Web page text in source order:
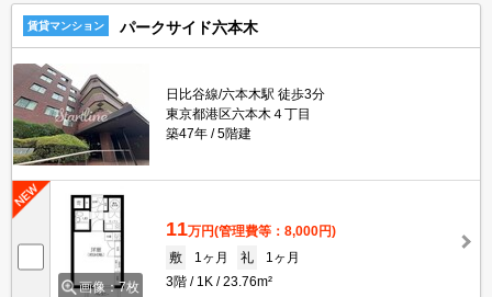
賃貸マンション パークサイド六本木
日比谷線/六本木駅 徒歩3分
東京都港区六本木４丁目
築47年
5階建
画像：7枚
11万円(管理費等：8,000円)
敷
1ヶ月 礼
1ヶ月
3階
1K 23.76m²